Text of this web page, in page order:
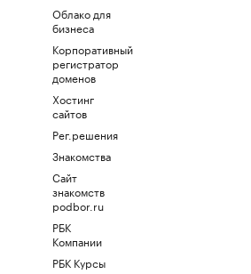
Облако для
бизнеса
Корпоративный
регистратор
доменов
Хостинг
сайтов
Рег.решения
Знакомства
Сайт
знакомств
podbor.ru
РБК
Компании
РБК Курсы